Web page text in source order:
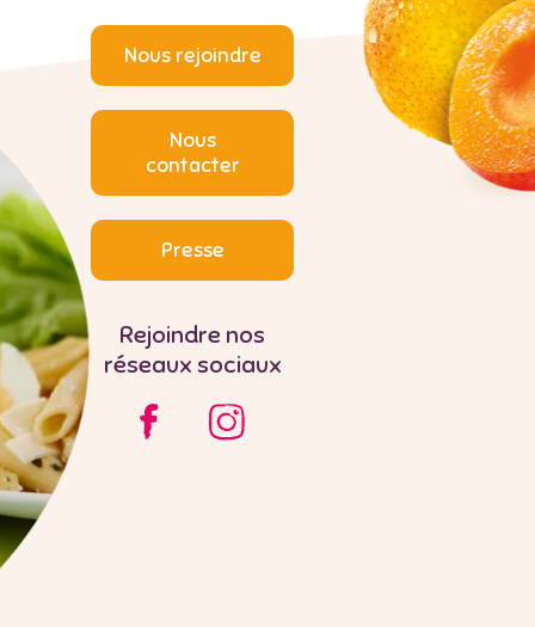
Nous rejoindre
Nous
contacter
Presse
Rejoindre nos
réseaux sociaux